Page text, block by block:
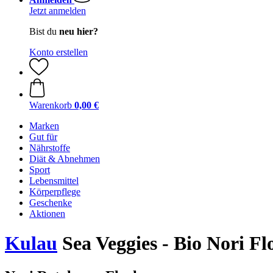
Jetzt anmelden
Bist du neu hier?
Konto erstellen
Warenkorb 0,00 €
Marken
Gut für
Nährstoffe
Diät & Abnehmen
Sport
Lebensmittel
Körperpflege
Geschenke
Aktionen
Kulau Sea Veggies - Bio Nori